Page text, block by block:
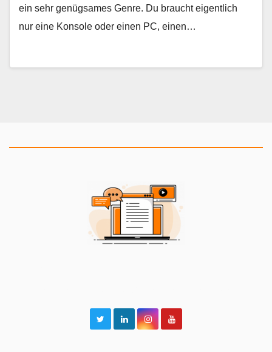
ein sehr genügsames Genre. Du braucht eigentlich
nur eine Konsole oder einen PC, einen…